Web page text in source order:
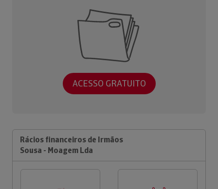
ACESSO GRATUITO
Rácios financeiros de Irmãos
Sousa - Moagem Lda